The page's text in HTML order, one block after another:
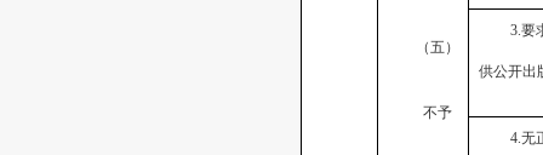
（五）
不予
3.要
供公开出
4.无